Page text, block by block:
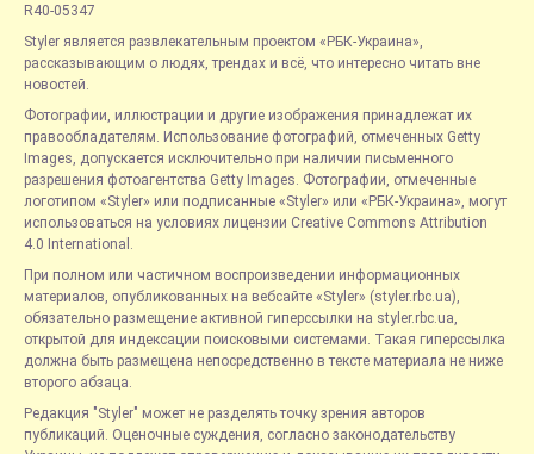
R40-05347
Styler является развлекательным проектом «РБК-Украина»,
рассказывающим о людях, трендах и всё, что интересно читать вне
новостей.
Фотографии, иллюстрации и другие изображения принадлежат их
правообладателям. Использование фотографий, отмеченных Getty
Images, допускается исключительно при наличии письменного
разрешения фотоагентства Getty Images. Фотографии, отмеченные
логотипом «Styler» или подписанные «Styler» или «РБК-Украина», могут
использоваться на условиях лицензии Creative Commons Attribution
4.0 International.
При полном или частичном воспроизведении информационных
материалов, опубликованных на вебсайте «Styler» (styler.rbc.ua),
обязательно размещение активной гиперссылки на styler.rbc.ua,
открытой для индексации поисковыми системами. Такая гиперссылка
должна быть размещена непосредственно в тексте материала не ниже
второго абзаца.
Редакция "Styler" может не разделять точку зрения авторов
публикаций. Оценочные суждения, согласно законодательству